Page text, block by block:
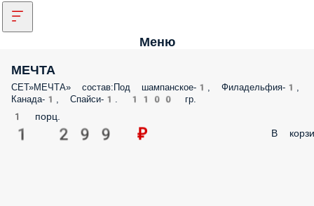
Меню
МЕЧТА
СЕТ»МЕЧТА» состав:Под шампанское-1, Филадельфия-1, Канада-1,
Спайси-1. 1100 гр.
1 порц.
1 299 ₽ В